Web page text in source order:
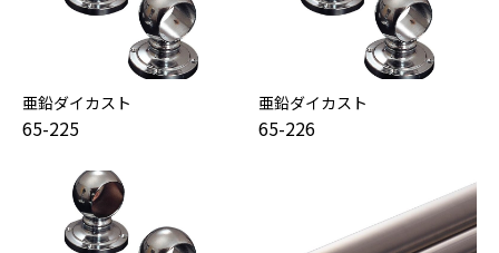
亜鉛ダイカスト
65-225
亜鉛ダイカスト
65-226